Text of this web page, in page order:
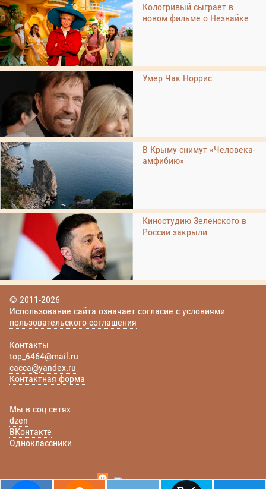
Кологривый сыграет в
новом фильме о Незнайке
Умер Чак Норрис
В Крыму снимут «Человека-
амфибию»
Киностудию Зеленского в
России закрыли
© 2011-2026
Использование сайта означает согласие с условиями
пользовательского соглашения
Контакты
top_6464@mail.ru
cacca@yandex.ru
Контактная форма
Мы в соц сетях
dzen
ВКонтакте
Одноклассники